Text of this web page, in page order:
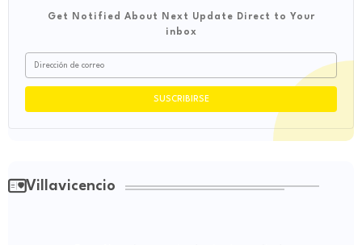
Get Notified About Next Update Direct to Your
inbox
Villavicencio